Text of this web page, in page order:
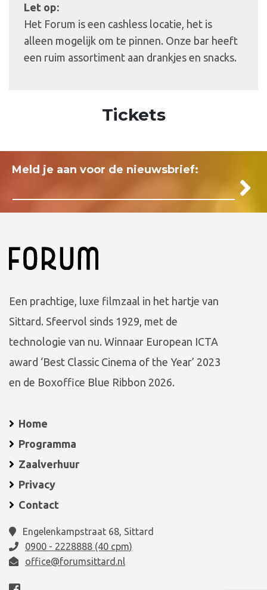
Let op:
Het Forum is een cashless locatie, het is
alleen mogelijk om te pinnen. Onze bar heeft
een ruim assortiment aan drankjes en snacks.
Tickets
Meld je aan voor de nieuwsbrief:
Een prachtige, luxe filmzaal in het hartje van
Sittard. Sfeervol sinds 1929, met de
technologie van nu. Winnaar European ICTA
award ‘Best Classic Cinema of the Year’ 2023
en de Boxoffice Blue Ribbon 2026.
Home
Programma
Zaalverhuur
Privacy
Contact
Engelenkampstraat 68, Sittard
0900 - 2228888 (40 cpm)
office@forumsittard.nl